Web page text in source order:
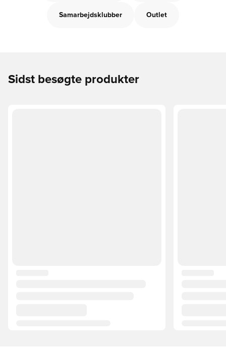
Samarbejdsklubber Outlet
Sidst besøgte produkter